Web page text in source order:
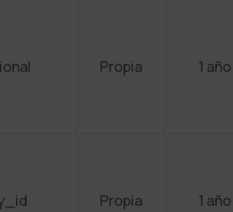
Propia 1 año
Propia 1 año